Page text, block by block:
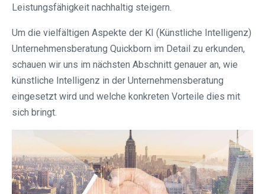
Leistungsfähigkeit nachhaltig steigern.
Um die vielfältigen Aspekte der KI (Künstliche Intelligenz)
Unternehmensberatung Quickborn im Detail zu erkunden,
schauen wir uns im nächsten Abschnitt genauer an, wie
künstliche Intelligenz in der Unternehmensberatung
eingesetzt wird und welche konkreten Vorteile dies mit
sich bringt.